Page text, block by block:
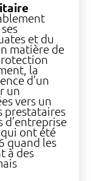
et du
matière de
la
d’un
un
vers un
prestataires
d’entreprise
ont été
quand les
à des